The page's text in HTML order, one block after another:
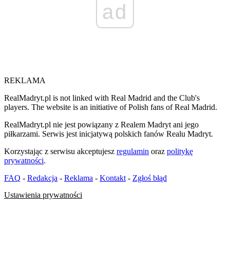
ad
REKLAMA
RealMadryt.pl is not linked with Real Madrid and the Club's
players. The website is an initiative of Polish fans of Real Madrid.
RealMadryt.pl nie jest powiązany z Realem Madryt ani jego
piłkarzami. Serwis jest inicjatywą polskich fanów Realu Madryt.
Korzystając z serwisu akceptujesz regulamin oraz politykę
prywatności.
FAQ - Redakcja - Reklama - Kontakt - Zgłoś błąd
Ustawienia prywatności